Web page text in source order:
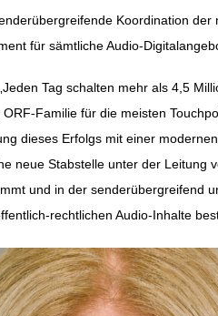
Koordination
für sämtliche Audio-
Tag schalten mehr als 4,5
Familie für die meisten
dieses Erfolgs mit einer
neue Stabstelle unter der Leitung
und in der senderübergreifend
rechtlichen Audio-Inhalte